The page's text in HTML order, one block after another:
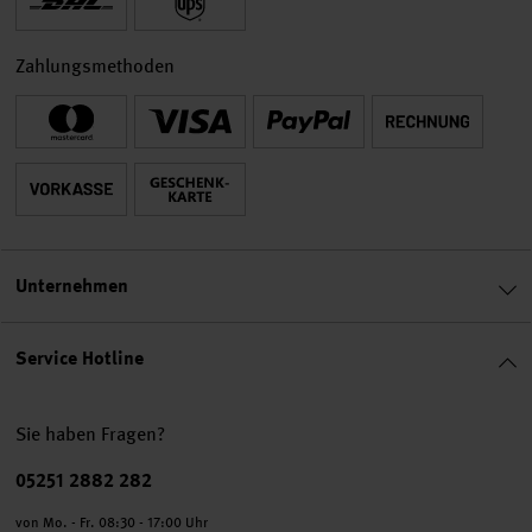
Service Hotline
Sie haben Fragen?
Telefonnummer
05251 2882 282
von Mo. - Fr. 08:30 - 17:00 Uhr
Zahlungsmethoden
Unternehmen